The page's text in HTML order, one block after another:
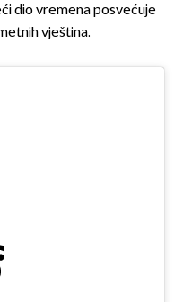
dio vremena posvećuje
vještina.